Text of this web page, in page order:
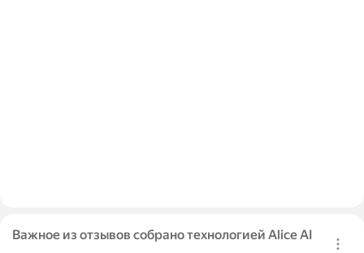
Важное из отзывов собрано технологией Alice AI